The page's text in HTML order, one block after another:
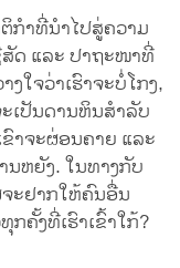
ກຳທີ່ນຳໄປສູ່ຄວາມ
ສັດ ແລະ ປາຖະໜາທີ່
ໃຈວ່າເຮົາຈະບໍ່ໂກງ,
ເປັນດານຫິນສຳລັບ
າຈະຜ່ອນຄາຍ ແລະ
ນຫຍັງ. ໃນທາງກັບ
ະຢາກໃຫ້ຄົນອື່ນ
ຄັ້ງທີ່ເຮົາເຂົ້າໃກ້?